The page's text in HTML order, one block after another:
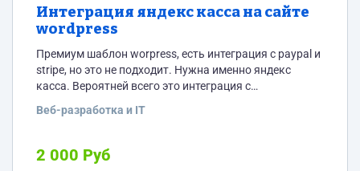
Интеграция яндекс касса на сайте
wordpress
Премиум шаблон worpress, есть интеграция с paypal и
stripe, но это не подходит. Нужна именно яндекс
касса. Вероятней всего это интеграция с
Уверен хорошего знания php и wordpress будет
исполнителю.
Веб-разработка и IT
2 000 Руб